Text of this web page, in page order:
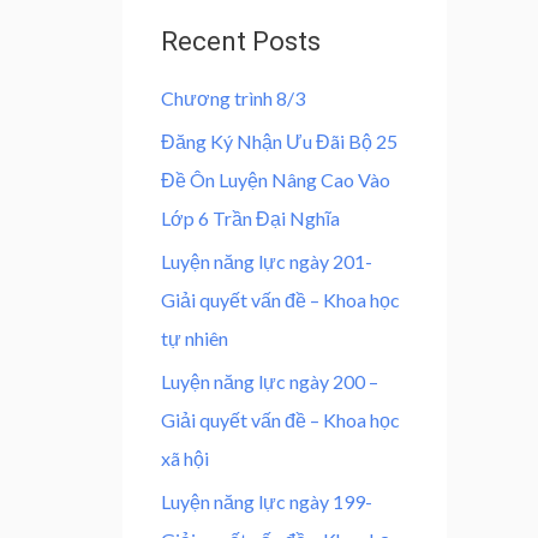
0
₫
t
5
Recent Posts
Chương trình 8/3
Đăng Ký Nhận Ưu Đãi Bộ 25
Đề Ôn Luyện Nâng Cao Vào
Lớp 6 Trần Đại Nghĩa
Luyện năng lực ngày 201-
Giải quyết vấn đề – Khoa học
tự nhiên
Luyện năng lực ngày 200 –
Giải quyết vấn đề – Khoa học
xã hội
Luyện năng lực ngày 199-